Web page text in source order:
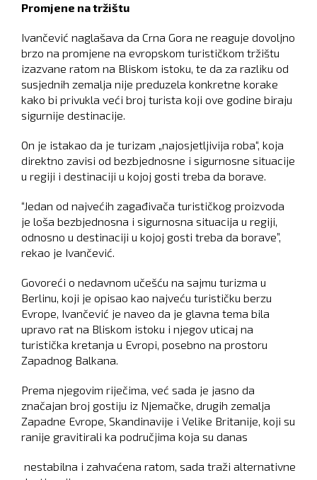
Promjene na tržištu
Ivančević naglašava da Crna Gora ne reaguje dovoljno
brzo na promjene na evropskom turističkom tržištu
izazvane ratom na Bliskom istoku, te da za razliku od
susjednih zemalja nije preduzela konkretne korake
kako bi privukla veći broj turista koji ove godine biraju
sigurnije destinacije.
On je istakao da je turizam „najosjetljivija roba“, koja
direktno zavisi od bezbjednosne i sigurnosne situacije
u regiji i destinaciji u kojoj gosti treba da borave.
“Jedan od najvećih zagađivača turističkog proizvoda
je loša bezbjednosna i sigurnosna situacija u regiji,
odnosno u destinaciji u kojoj gosti treba da borave”,
rekao je Ivančević.
Govoreći o nedavnom učešću na sajmu turizma u
Berlinu, koji je opisao kao najveću turističku berzu
Evrope, Ivančević je naveo da je glavna tema bila
upravo rat na Bliskom istoku i njegov uticaj na
turistička kretanja u Evropi, posebno na prostoru
Zapadnog Balkana.
Prema njegovim riječima, već sada je jasno da
značajan broj gostiju iz Njemačke, drugih zemalja
Zapadne Evrope, Skandinavije i Velike Britanije, koji su
ranije gravitirali ka područjima koja su danas
nestabilna i zahvaćena ratom, sada traži alternativne